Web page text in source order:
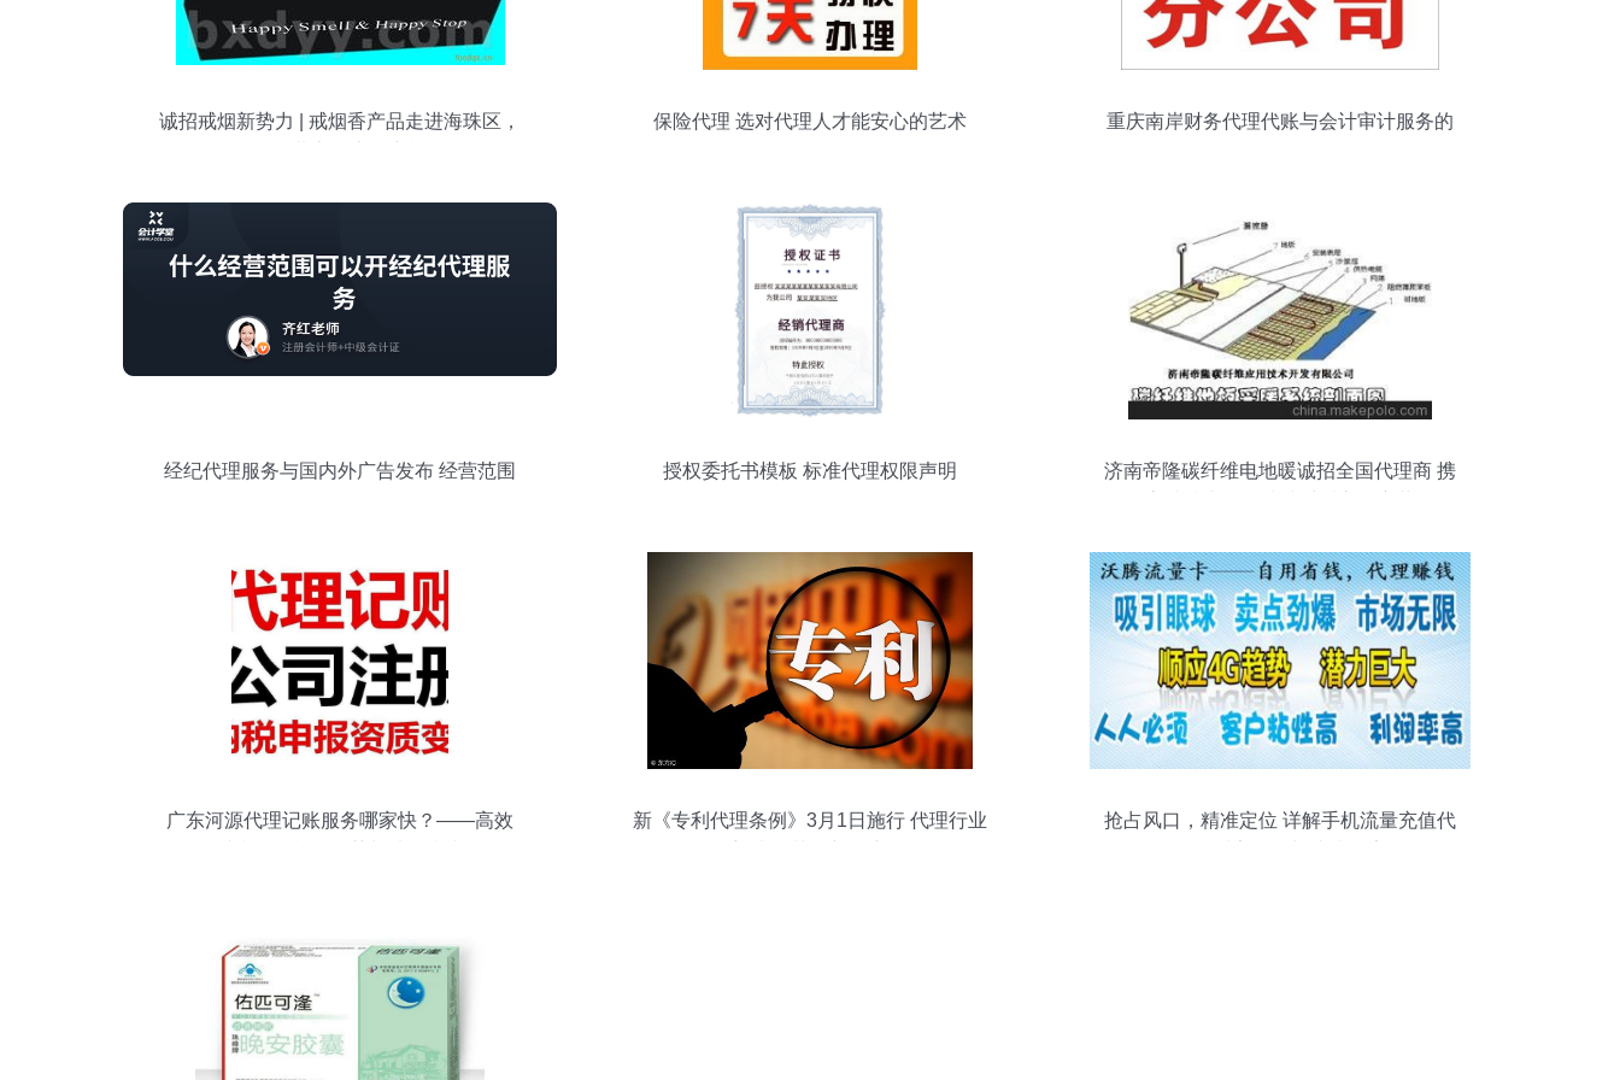
诚招戒烟新势力 | 戒烟香产品走进海珠区，
保险代理 选对代理人才能安心的艺术
重庆南岸财务代理代账与会计审计服务的
经纪代理服务与国内外广告发布 经营范围
授权委托书模板 标准代理权限声明
济南帝隆碳纤维电地暖诚招全国代理商 携
广东河源代理记账服务哪家快？――高效
新《专利代理条例》3月1日施行 代理行业
抢占风口，精准定位 详解手机流量充值代